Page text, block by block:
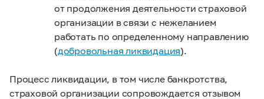
от продолжения деятельности страховой
организации в связи с нежеланием
работать по определенному направлению
(добровольная ликвидация).
Процесс ликвидации, в том числе банкротства,
страховой организации сопровождается отзывом